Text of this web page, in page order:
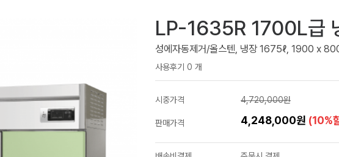
육수냉장고
슬러시냉장고
다목적냉동고
LP-1635R 1700L급
성에자동제거/올스텐, 냉장 1675ℓ, 1900 x
사용후기 0 개
시중가격 4,720,000원
판매가격 4,248,000원 (10%